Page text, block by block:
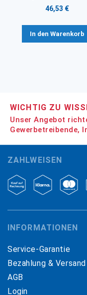
46,53 €
In den Warenkorb
WICHTIG ZU
Unser Angebot
Gewerbetreibende,
ZAHLWEISEN
INFORMATIONEN
Service-Garantie
Bezahlung & Versand
AGB
Login